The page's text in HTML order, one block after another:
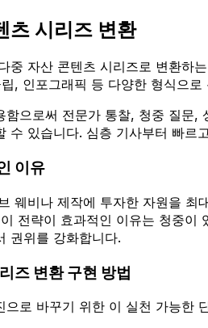
츠 시리즈 변환
중 자산 콘텐츠 시리즈로 변환하
, 인포그래픽 등 다양한 형식으
함으로써 전문가 통찰, 청중 질문
수 있습니다. 심층 기사부터 빠르
이유
웨비나 제작에 투자한 자원을
전략이 효과적인 이유는 청중
권위를 강화합니다.
즈 변환 구현 방법
으로 바꾸기 위한 이 실천 가능한